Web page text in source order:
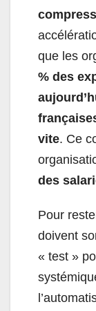
que les
% des
vite. Ce
des
Pour
doivent
« test »